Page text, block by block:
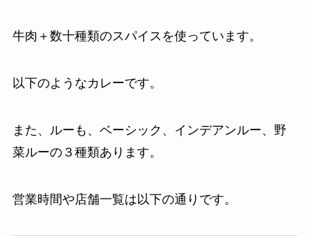
牛肉＋数十種類のスパイスを使っています。
以下のようなカレーです。
また、ルーも、ベーシック、インデアンルー、野
菜ルーの３種類あります。
営業時間や店舗一覧は以下の通りです。